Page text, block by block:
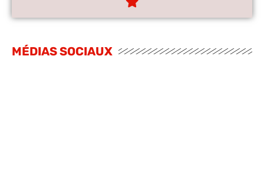
MÉDIAS SOCIAUX